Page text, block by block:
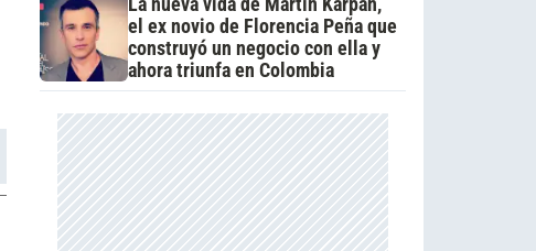
el ex novio de Florencia Peña que
construyó un negocio con ella y
ahora triunfa en Colombia